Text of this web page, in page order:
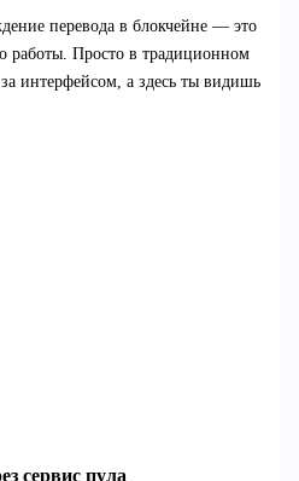
перевода в блокчейне — это
работы. Просто в традиционном
интерфейсом, а здесь ты видишь
сервис пула